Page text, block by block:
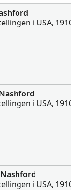
i USA,
i USA,
i USA,